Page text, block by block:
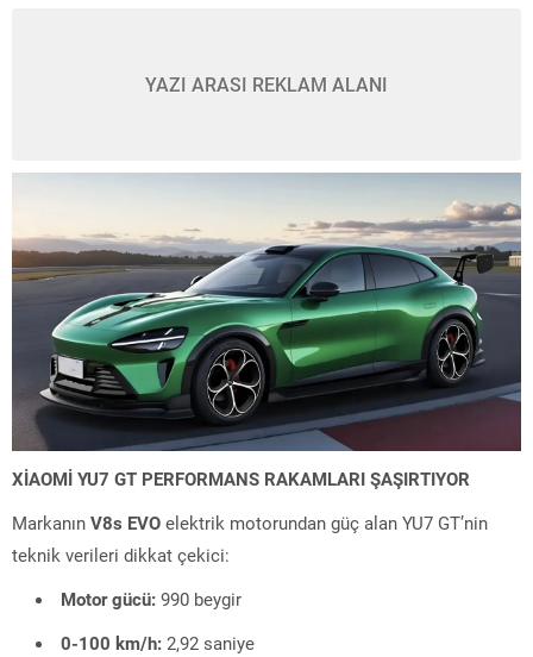
YAZI ARASI REKLAM ALANI
XİAOMİ YU7 GT PERFORMANS RAKAMLARI ŞAŞIRTIYOR
Markanın V8s EVO elektrik motorundan güç alan YU7 GT’nin
teknik verileri dikkat çekici:
Motor gücü: 990 beygir
0-100 km/h: 2,92 saniye